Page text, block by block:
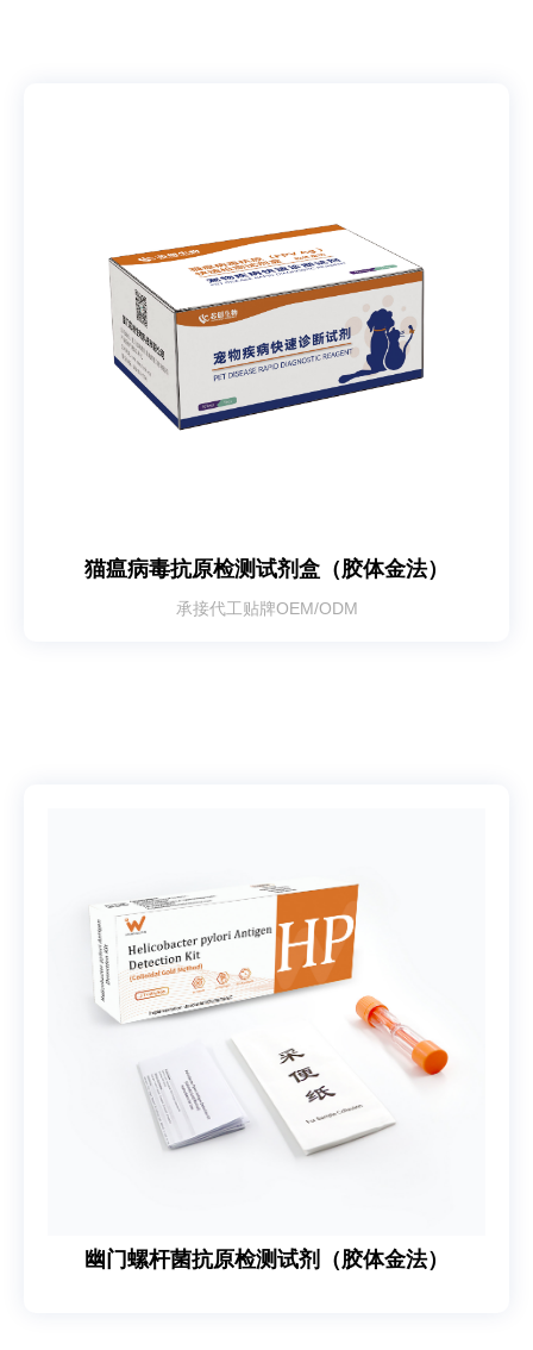
猫瘟病毒抗原检测试剂盒（胶体金法）
承接代工贴牌OEM/ODM
幽门螺杆菌抗原检测试剂（胶体金法）